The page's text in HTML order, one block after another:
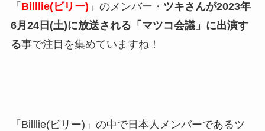
「 Billlie(ビリー) 」のメンバー・ ツキさんが2023年
6月24日(土)に放送される「マツコ会議」に出演す
る事で注目を集めていますね！
「Billlie(ビリー)」の中で日本人メンバーであるツ